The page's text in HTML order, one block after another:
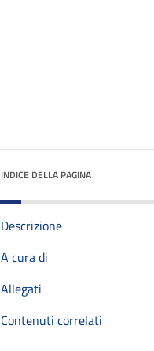
INDICE DELLA PAGINA
Descrizione
A cura di
Allegati
Contenuti correlati